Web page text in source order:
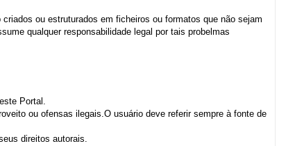
ou estruturados em ficheiros ou formatos que não sejam
qualquer responsabilidade legal por tais probelmas
Portal.
ou ofensas ilegais.O usuário deve referir sempre à fonte de
direitos autorais.